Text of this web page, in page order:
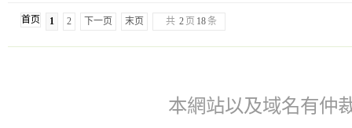
首页 1 2 下一页 末页 共 2 页 18 条
本網站以及域名有仲